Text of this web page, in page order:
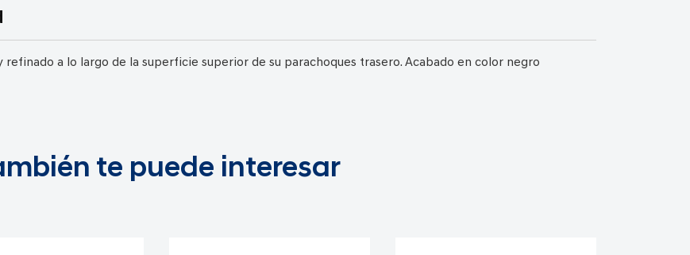
a lo largo de la superficie superior de su parachoques trasero. Acabado en color negro
te puede interesar